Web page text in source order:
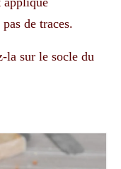
de traces.
la sur le socle du